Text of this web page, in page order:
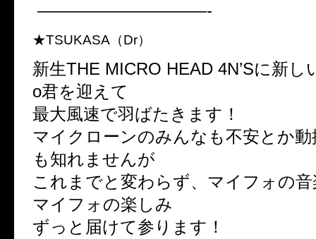
——————————-
★TSUKASA（Dr）
新生THE MICRO HEAD 4N’Sに新し
o君を迎えて
最大風速で羽ばたきます！
マイクローンのみんなも不安とか
も知れませんが
これまでと変わらず、マイフォの
マイフォの楽しみ
ずっと届けて参ります！